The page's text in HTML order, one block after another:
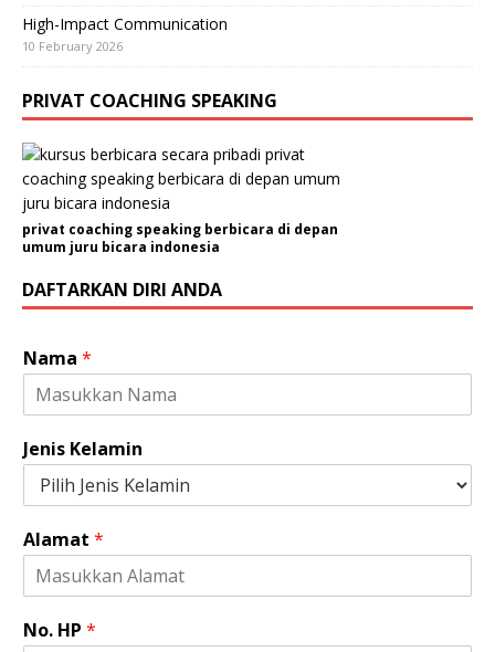
High-Impact Communication
10 February 2026
PRIVAT COACHING SPEAKING
privat coaching speaking berbicara di depan
umum juru bicara indonesia
DAFTARKAN DIRI ANDA
Nama *
Jenis Kelamin
Alamat *
No. HP *